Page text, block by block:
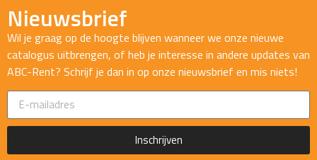
Nieuwsbrief
Wil je graag op de hoogte blijven wanneer we onze nieuwe
catalogus uitbrengen, of heb je interesse in andere updates van
ABC-Rent? Schrijf je dan in op onze nieuwsbrief en mis niets!
Inschrijven